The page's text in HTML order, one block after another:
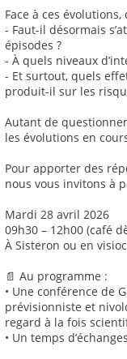
Face à ces
- Faut-il désormais
épisodes ?
- À quels niveaux
- Et surtout, quels
produit-il sur les
Autant de
les évolutions en
Pour apporter des
nous vous invitons à
Mardi 28 avril 2026
09h30 – 12h00 (café
À Sisteron ou en
📄 Au programme :
• Une conférence de
prévisionniste et
regard à la fois
• Un temps